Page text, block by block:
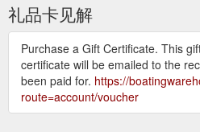
礼品卡见解
Purchase a Gift Certificate. This
certificate will be emailed to the
been paid for. https://
route=account/voucher